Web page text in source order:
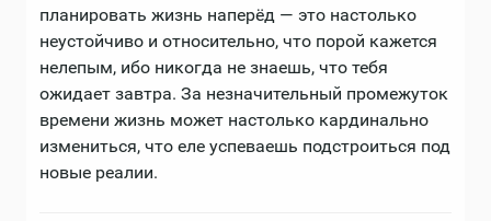
планировать жизнь наперёд — это настолько
неустойчиво и относительно, что порой кажется
нелепым, ибо никогда не знаешь, что тебя
ожидает завтра. За незначительный промежуток
времени жизнь может настолько кардинально
измениться, что еле успеваешь подстроиться под
новые реалии.